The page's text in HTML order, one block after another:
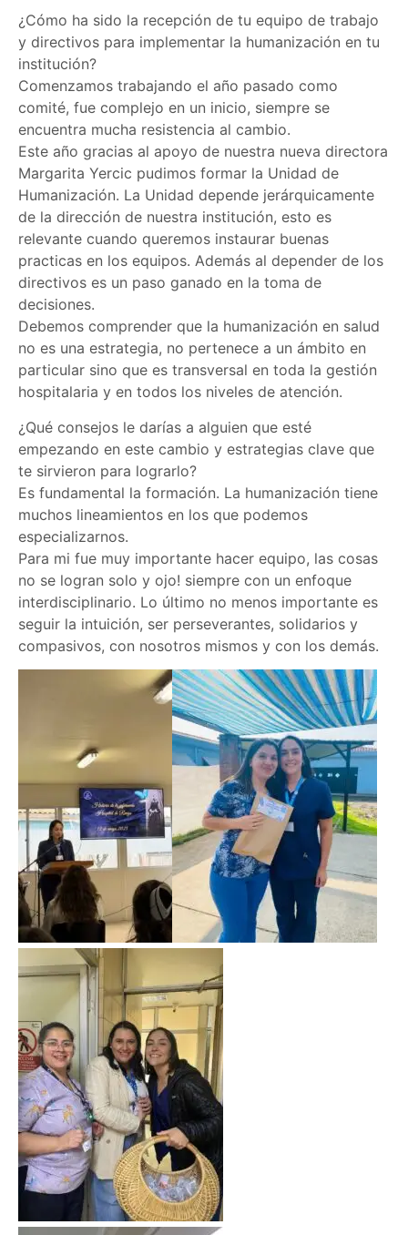
¿Cómo ha sido la recepción de tu equipo de trabajo
y directivos para implementar la humanización en tu
institución?
Comenzamos trabajando el año pasado como
comité, fue complejo en un inicio, siempre se
encuentra mucha resistencia al cambio.
Este año gracias al apoyo de nuestra nueva directora
Margarita Yercic pudimos formar la Unidad de
Humanización. La Unidad depende jerárquicamente
de la dirección de nuestra institución, esto es
relevante cuando queremos instaurar buenas
practicas en los equipos. Además al depender de los
directivos es un paso ganado en la toma de
decisiones.
Debemos comprender que la humanización en salud
no es una estrategia, no pertenece a un ámbito en
particular sino que es transversal en toda la gestión
hospitalaria y en todos los niveles de atención.
⁠¿Qué consejos le darías a alguien que esté
empezando en este cambio y estrategias clave que
te sirvieron para lograrlo?
Es fundamental la formación. La humanización tiene
muchos lineamientos en los que podemos
especializarnos.
Para mi fue muy importante hacer equipo, las cosas
no se logran solo y ojo! siempre con un enfoque
interdisciplinario. Lo último no menos importante es
seguir la intuición, ser perseverantes, solidarios y
compasivos, con nosotros mismos y con los demás.